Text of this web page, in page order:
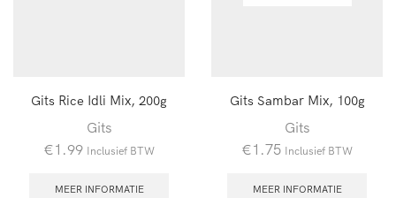
Gits Rice Idli Mix, 200g
Gits
€1.99 Inclusief BTW
MEER INFORMATIE
Gits Sambar Mix, 100g
Gits
€1.75 Inclusief BTW
MEER INFORMATIE